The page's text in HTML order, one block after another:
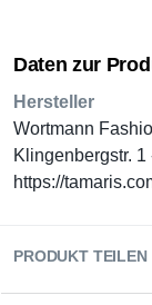
Daten zur
Hersteller
Wortmann
Klingenbergstr.
https://
PRODUKT TEILEN